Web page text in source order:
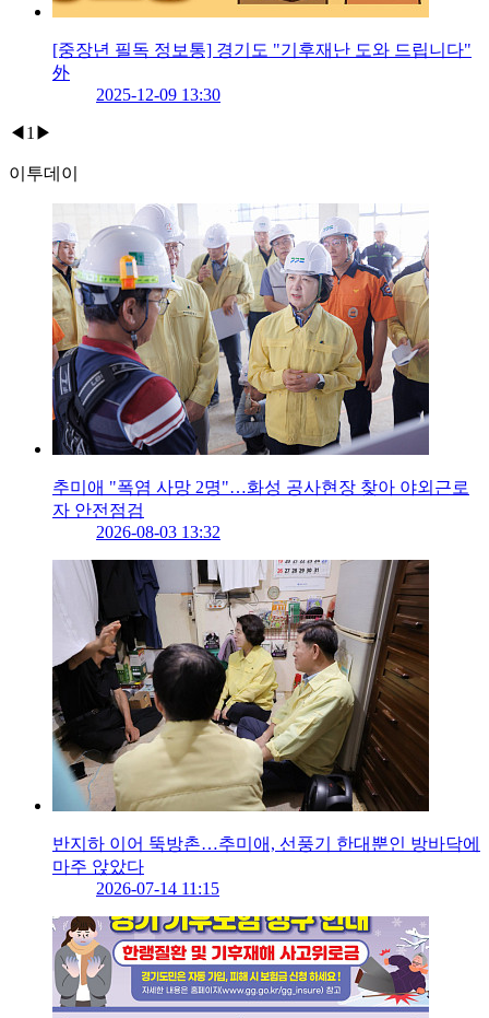
[중장년 필독 정보통] 경기도 "기후재난 도와 드립니다"
外
2025-12-09 13:30
◀ 1 ▶
이투데이
추미애 "폭염 사망 2명"…화성 공사현장 찾아 야외근로
자 안전점검
2026-08-03 13:32
반지하 이어 뚝방촌…추미애, 선풍기 한대뿐인 방바닥에
마주 앉았다
2026-07-14 11:15